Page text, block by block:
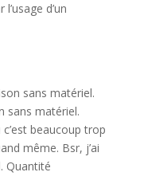
d’un
sans matériel.
sans matériel.
beaucoup trop
même. Bsr, j’ai
Quantité